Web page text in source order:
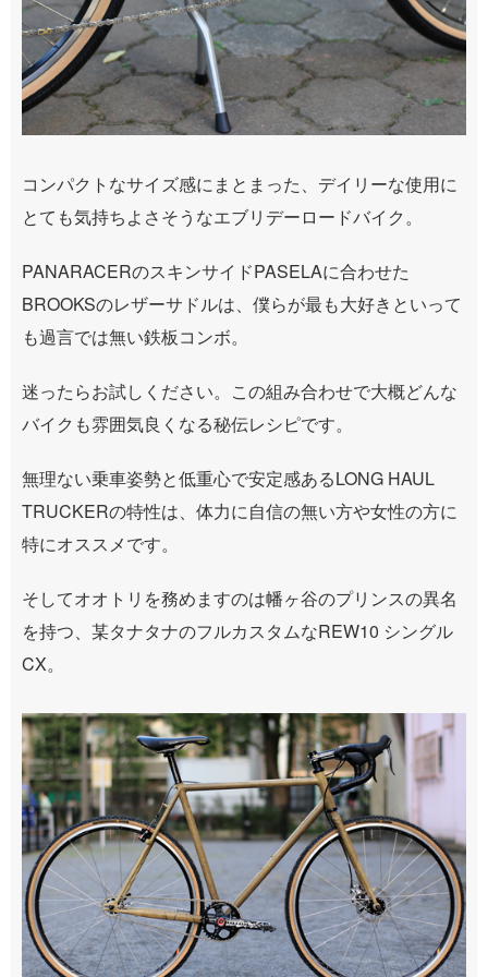
コンパクトなサイズ感にまとまった、デイリーな使用に
とても気持ちよさそうなエブリデーロードバイク。
PANARACERのスキンサイドPASELAに合わせた
BROOKSのレザーサドルは、僕らが最も大好きといって
も過言では無い鉄板コンボ。
迷ったらお試しください。この組み合わせで大概どんな
バイクも雰囲気良くなる秘伝レシピです。
無理ない乗車姿勢と低重心で安定感あるLONG HAUL
TRUCKERの特性は、体力に自信の無い方や女性の方に
特にオススメです。
そしてオオトリを務めますのは幡ヶ谷のプリンスの異名
を持つ、某タナタナのフルカスタムなREW10 シングル
CX。